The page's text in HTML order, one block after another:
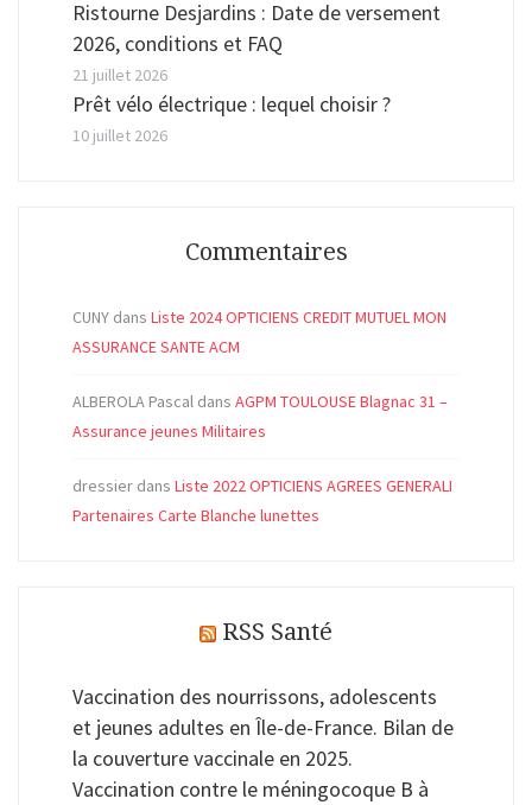
Ristourne Desjardins : Date de versement
2026, conditions et FAQ
21 juillet 2026
Prêt vélo électrique : lequel choisir ?
10 juillet 2026
Commentaires
CUNY dans Liste 2024 OPTICIENS CREDIT MUTUEL MON
ASSURANCE SANTE ACM
ALBEROLA Pascal dans AGPM TOULOUSE Blagnac 31 –
Assurance jeunes Militaires
dressier dans Liste 2022 OPTICIENS AGREES GENERALI
Partenaires Carte Blanche lunettes
RSS Santé
Vaccination des nourrissons, adolescents
et jeunes adultes en Île-de-France. Bilan de
la couverture vaccinale en 2025.
Vaccination contre le méningocoque B à